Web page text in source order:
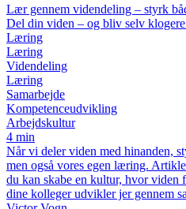
Lær gennem videndeling – styrk
Del din viden – og bliv selv klogere
Læring
Læring
Videndeling
Læring
Samarbejde
Kompetenceudvikling
Arbejdskultur
4 min
Når vi deler viden med hinanden,
men også vores egen læring.
du kan skabe en kultur, hvor
dine kolleger udvikler jer gennem